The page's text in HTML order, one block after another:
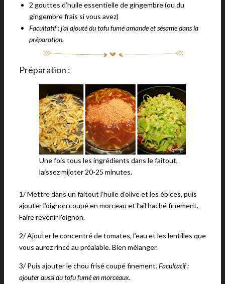
2 gouttes d’huile essentielle de gingembre (ou du
gingembre frais si vous avez)
Facultatif : j’ai ajouté du tofu fumé amande et sésame dans la
préparation.
Préparation :
Une fois tous les ingrédients dans le faitout,
laissez mijoter 20-25 minutes.
1/ Mettre dans un faitout l’huile d’olive et les épices, puis
ajouter l’oignon coupé en morceau et l’ail haché finement.
Faire revenir l’oignon.
2/ Ajouter le concentré de tomates, l’eau et les lentilles que
vous aurez rincé au préalable. Bien mélanger.
3/ Puis ajouter le chou frisé coupé finement.Facultatif :
ajouter aussi du tofu fumé en morceaux.